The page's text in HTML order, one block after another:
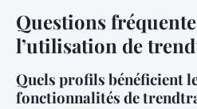
Questions
l’utilisation de
Quels profils bénéficient
fonctionnalités de